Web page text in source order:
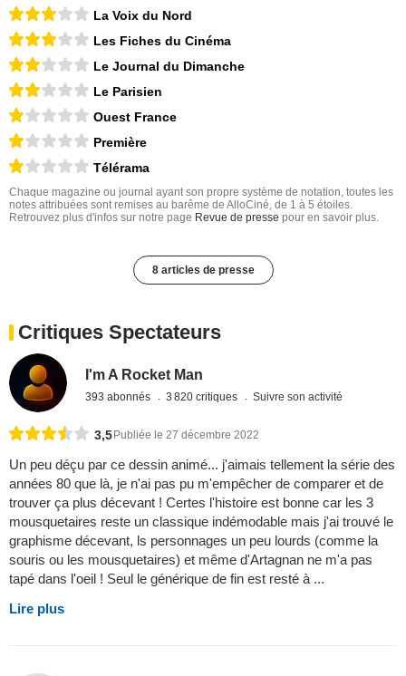
La Voix du Nord
Les Fiches du Cinéma
Le Journal du Dimanche
Le Parisien
Ouest France
Première
Télérama
Chaque magazine ou journal ayant son propre système de notation, toutes les
notes attribuées sont remises au barême de AlloCiné, de 1 à 5 étoiles.
Retrouvez plus d'infos sur notre page Revue de presse pour en savoir plus.
8 articles de presse
Critiques Spectateurs
I'm A Rocket Man
393 abonnés 3 820 critiques Suivre son activité
3,5Publiée le 27 décembre 2022
Un peu déçu par ce dessin animé... j'aimais tellement la série des
années 80 que là, je n'ai pas pu m'empêcher de comparer et de
trouver ça plus décevant ! Certes l'histoire est bonne car les 3
mousquetaires reste un classique indémodable mais j'ai trouvé le
graphisme décevant, ls personnages un peu lourds (comme la
souris ou les mousquetaires) et même d'Artagnan ne m'a pas
tapé dans l'oeil ! Seul le générique de fin est resté à ...
Lire plus